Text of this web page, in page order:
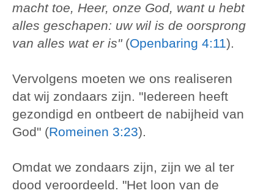
macht toe, Heer, onze God, want u hebt
alles geschapen: uw wil is de oorsprong
van alles wat er is"(Openbaring 4:11).
Vervolgens moeten we ons realiseren
dat wij zondaars zijn. "Iedereen heeft
gezondigd en ontbeert de nabijheid van
God" (Romeinen 3:23).
Omdat we zondaars zijn, zijn we al ter
dood veroordeeld. "Het loon van de